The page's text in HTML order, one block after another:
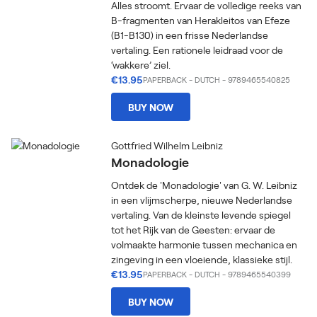
Alles stroomt. Ervaar de volledige reeks van
B-fragmenten van Herakleitos van Efeze
(B1-B130) in een frisse Nederlandse
vertaling. Een rationele leidraad voor de
‘wakkere’ ziel.
€13.95PAPERBACK - DUTCH - 9789465540825
BUY NOW
Gottfried Wilhelm Leibniz
Monadologie
Ontdek de 'Monadologie' van G. W. Leibniz
in een vlijmscherpe, nieuwe Nederlandse
vertaling. Van de kleinste levende spiegel
tot het Rijk van de Geesten: ervaar de
volmaakte harmonie tussen mechanica en
zingeving in een vloeiende, klassieke stijl.
€13.95PAPERBACK - DUTCH - 9789465540399
BUY NOW